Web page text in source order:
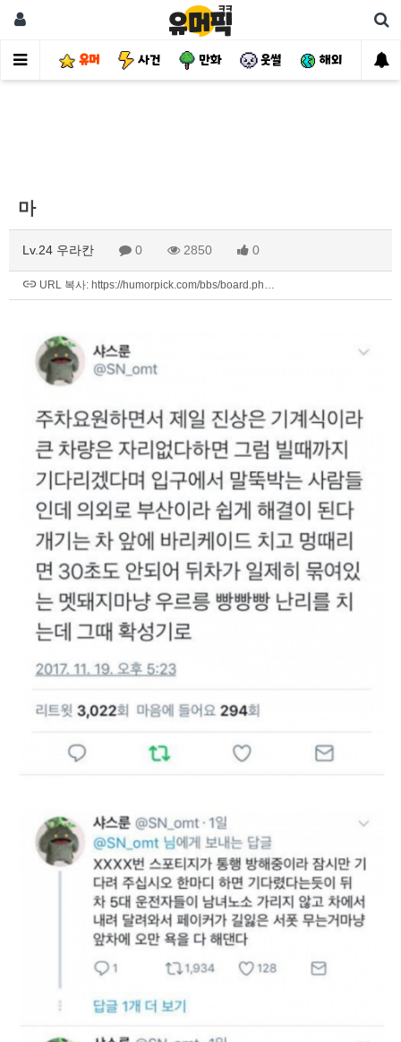
유머 사건 만화 웃썰 해외 핫
마
Lv.24 우라칸 0 2850 0
URL 복사: https://humorpick.com/bbs/board.ph…